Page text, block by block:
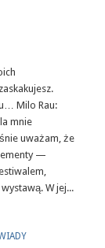
Milo Rau:
mnie
uważam, że
—
W jej...